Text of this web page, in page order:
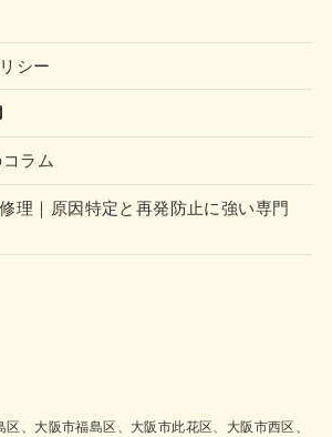
シー
ラム
理｜原因特定と再発防止に強い専門
、大阪市福島区、大阪市此花区、大阪市西区、